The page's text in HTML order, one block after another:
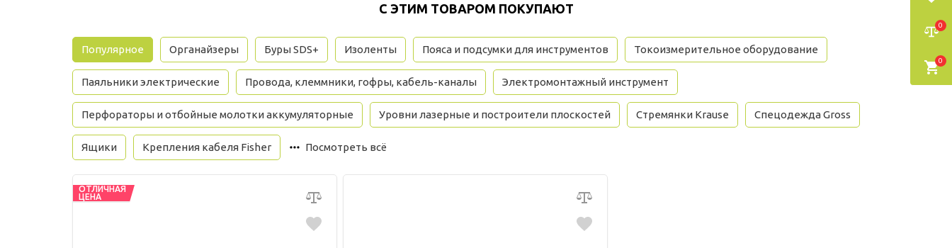
С ЭТИМ ТОВАРОМ ПОКУПАЮТ
Популярное Органайзеры Буры SDS+ Изоленты Пояса и подсумки для инструментов Токоизмерительное оборудование
Паяльники электрические Провода, клеммники, гофры, кабель-каналы Электромонтажный инструмент
Перфораторы и отбойные молотки аккумуляторные Уровни лазерные и построители плоскостей Стремянки Krause Спецодежда Gross
Ящики Крепления кабеля Fisher Посмотреть всё
ОТЛИЧНАЯ
ЦЕНА
0
0